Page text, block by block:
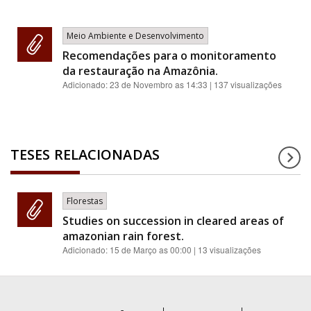
Meio Ambiente e Desenvolvimento
Recomendações para o monitoramento
da restauração na Amazônia.
Adicionado:23 de Novembro as 14:33 | 137 visualizações
TESES RELACIONADAS
Florestas
Studies on succession in cleared areas of
amazonian rain forest.
Adicionado: 15 de Março as 00:00 | 13 visualizações